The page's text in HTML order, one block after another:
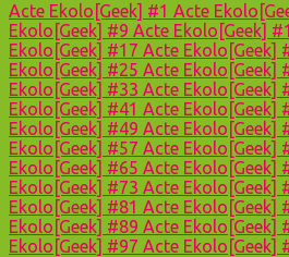
Acte Ekolo[Geek] #1 Acte
Ekolo[Geek] #9 Acte Ekolo[Geek]
Ekolo[Geek] #17 Acte Ekolo[Geek]
Ekolo[Geek] #25 Acte Ekolo[Geek]
Ekolo[Geek] #33 Acte Ekolo[Geek]
Ekolo[Geek] #41 Acte Ekolo[Geek]
Ekolo[Geek] #49 Acte Ekolo[Geek]
Ekolo[Geek] #57 Acte Ekolo[Geek]
Ekolo[Geek] #65 Acte Ekolo[Geek]
Ekolo[Geek] #73 Acte Ekolo[Geek]
Ekolo[Geek] #81 Acte Ekolo[Geek]
Ekolo[Geek] #89 Acte Ekolo[Geek]
Ekolo[Geek] #97 Acte Ekolo[Geek]